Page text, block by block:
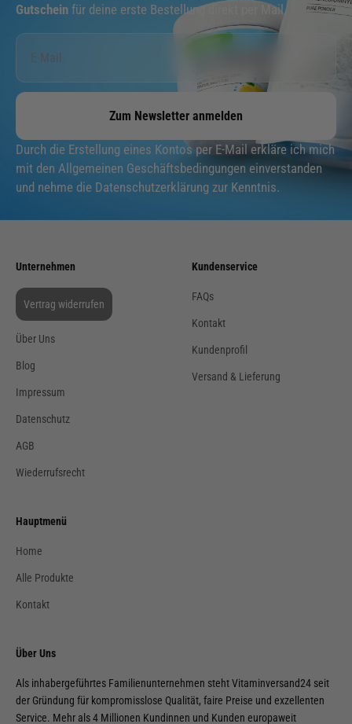
Gutschein für deine erste Bestellung direkt per Mail.
Zum Newsletter anmelden
Durch die Erstellung eines Kontos per E-Mail erkläre ich mich
mit den Allgemeinen Geschäftsbedingungen einverstanden
und nehme die Datenschutzerklärung zur Kenntnis.
Unternehmen
Vertrag widerrufen
Über Uns
Blog
Impressum
Datenschutz
AGB
Wiederrufsrecht
Kundenservice
FAQs
Kontakt
Kundenprofil
Versand & Lieferung
Hauptmenü
Home
Alle Produkte
Kontakt
Über Uns
Als inhabergeführtes Familienunternehmen steht Vitaminversand24 seit
der Gründung für kompromisslose Qualität, faire Preise und exzellenten
Service. Mehr als 4 Millionen Kundinnen und Kunden europaweit